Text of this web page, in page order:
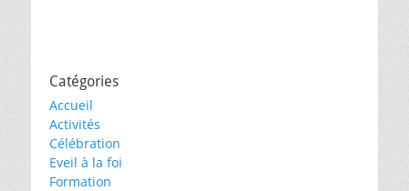
Catégories
Accueil
Activités
Célébration
Eveil à la foi
Formation